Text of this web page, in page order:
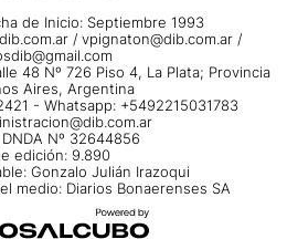
de Inicio: Septiembre 1993
/ vpignaton@dib.com.ar /
48 Nº 726 Piso 4, La Plata; Provincia
Aires, Argentina
- Whatsapp: +5492215031783
Nº 32644856
edición: 9.890
Gonzalo Julián Irazoqui
medio: Diarios Bonaerenses SA